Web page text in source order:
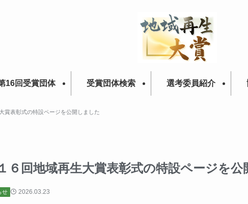
16回受賞団体 受賞団体検索 選考委員紹介
賞表彰式の特設ページを公開しました
６回地域再生大賞表彰式の特設ページを公
せ 2026.03.23